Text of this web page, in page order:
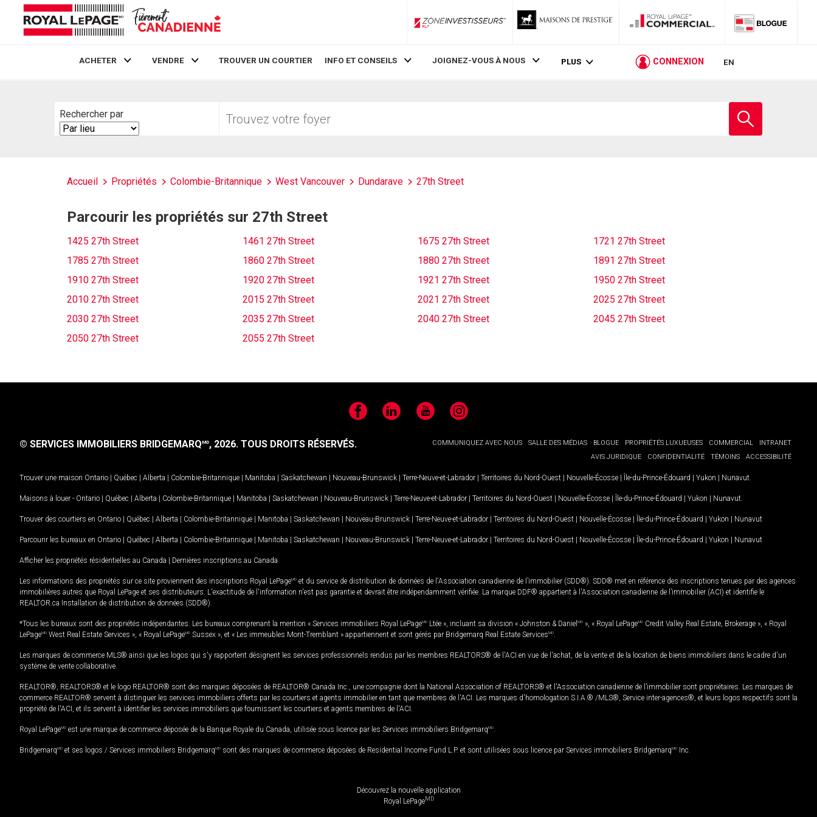
ZoneInvestisseurs RLP
ACHETER VENDRE TROUVER UN COURTIER INFO ET CONSEILS JOIGNEZ-VOUS À NOUS PLUS CONNEXION EN
Rechercher par
Search
By
votre
Accueil Propriétés Colombie-Britannique West Vancouver Dundarave 27th Street
Parcourir les propriétés sur 27th Street
1425 27th Street 1461 27th Street 1675 27th Street
1721 27th Street
1785 27th Street
1860 27th Street 1880 27th Street
1891 27th Street
1910 27th Street
1920 27th Street 1921 27th Street
1950 27th Street
2010 27th Street
2015 27th Street 2021 27th Street
2025 27th Street
2030 27th Street
2035 27th Street 2040 27th Street
2045 27th Street
2050 27th Street
2055 27th Street
FacebookLinkedIn YouTubeInstagram
COMMUNIQUEZ AVEC NOUS SALLE DES MÉDIAS BLOGUE PROPRIÉTÉS LUXUEUSES COMMERCIAL
INTRANET
AVIS JURIDIQUE
CONFIDENTIALITÉ TÉMOINS ACCESSIBILITÉ
© SERVICES IMMOBILIERS BRIDGEMARQMD, 2026. TOUS DROITS RÉSERVÉS.
Trouver une maison Ontario | Québec | Alberta | Colombie-Britannique | Manitoba | Saskatchewan | Nouveau-Brunswick | Terre-Neuve-et-Labrador | Territoires du Nord-Ouest | Nouvelle-Écosse | Île-du-Prince-Édouard | Yukon | Nunavut
Maisons à louer - Ontario | Québec | Alberta | Colombie-Britannique | Manitoba | Saskatchewan | Nouveau-Brunswick | Terre-Neuve-et-Labrador | Territoires du Nord-Ouest | Nouvelle-Écosse | Île-du-Prince-Édouard | Yukon | Nunavut
Trouver des courtiers en Ontario | Québec | Alberta | Colombie-Britannique | Manitoba | Saskatchewan | Nouveau-Brunswick | Terre-Neuve-et-Labrador | Territoires du Nord-Ouest | Nouvelle-Écosse | Île-du-Prince-Édouard | Yukon | Nunavut
Parcourir les bureaux en Ontario | Québec | Alberta | Colombie-Britannique | Manitoba | Saskatchewan | Nouveau-Brunswick | Terre-Neuve-et-Labrador | Territoires du Nord-Ouest | Nouvelle-Écosse | Île-du-Prince-Édouard | Yukon | Nunavut
Afficher les propriétés résidentielles au Canada | Dernières inscriptions au Canada
Les informations des propriétés sur ce site proviennent des inscriptions Royal LePageMD et du service de distribution de données de l'Association canadienne de l’immobilier (SDD®). SDD® met en référence des inscriptions tenues par des agences
immobilières autres que Royal LePage et ses distributeurs. L'exactitude de l'information n'est pas garantie et devrait être indépendamment vérifiée. La marque DDF® appartient à l'Association canadienne de l’immobilier (ACI) et identifie le
REALTOR.ca Installation de distribution de données (SDD®).
*Tous les bureaux sont des propriétés indépendantes. Les bureaux comprenant la mention « Services immobiliers Royal LePageMD Ltée », incluant sa division « Johnston & Daniel MD », « Royal LePageMD Credit Valley Real Estate, Brokerage », « Royal
LePageMD West Real Estate Services », « Royal LePageMD Sussex », et « Les immeubles Mont-Tremblant » appartiennent et sont gérés par Bridgemarq Real Estate ServicesMD
Les marques de commerce MLS® ainsi que les logos qui s'y rapportent désignent les services professionnels rendus par les membres REALTORS® de l'ACI en vue de l'achat, de la vente et de la location de biens immobiliers dans le cadre d'un
système de vente collaborative.
REALTOR®, REALTORS® et le logo REALTOR® sont des marques déposées de REALTOR® Canada Inc., une compagnie dont la National Association of REALTORS® et l'Association canadienne de l’immobilier sont propriétaires. Les marques de
commerce REALTOR® servent à distinguer les services immobiliers offerts par les courtiers et agents immobilier en tant que membres de l'ACI. Les marques d'homologation S.I.A.® /MLS®, Service inter-agences®, et leurs logos respectifs sont la
propriété de l'ACI, et ils servent à identifier les services immobiliers que fournissent les courtiers et agents membres de l'ACI.
Royal LePageMD est une marque de commerce déposée de la Banque Royale du Canada, utilisée sous licence par les Services immobiliers BridgemarqMD
BridgemarqMD et ses logos / Services immobiliers BridgemarqMD sont des marques de commerce déposées de Residential Income Fund L.P. et sont utilisées sous licence par Services immobiliers BridgemarqMD Inc.
Découvrez la nouvelle application
Royal LePageMD